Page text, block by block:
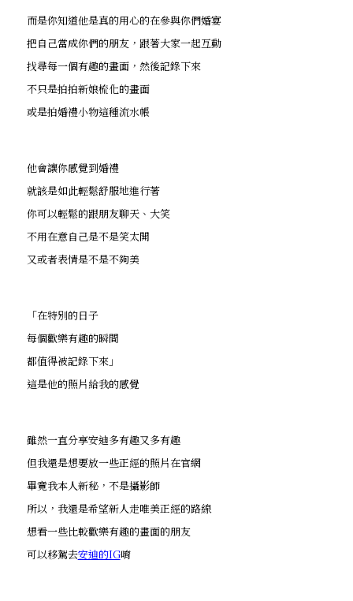
而是你知道他是真的用心的在參與你們婚宴
把自己當成你們的朋友，跟著大家一起互動
找尋每一個有趣的畫面，然後記錄下來
不只是拍拍新娘梳化的畫面
或是拍婚禮小物這種流水帳
他會讓你感覺到婚禮
就該是如此輕鬆舒服地進行著
你可以輕鬆的跟朋友聊天、大笑
不用在意自己是不是笑太開
又或者表情是不是不夠美
「在特別的日子
每個歡樂有趣的瞬間
都值得被記錄下來」
這是他的照片給我的感覺
雖然一直分享安迪多有趣又多有趣
但我還是想要放一些正經的照片在官網
畢竟我本人新秘，不是攝影師
所以，我還是希望新人走唯美正經的路線
想看一些比較歡樂有趣的畫面的朋友
可以移駕去安迪的IG唷